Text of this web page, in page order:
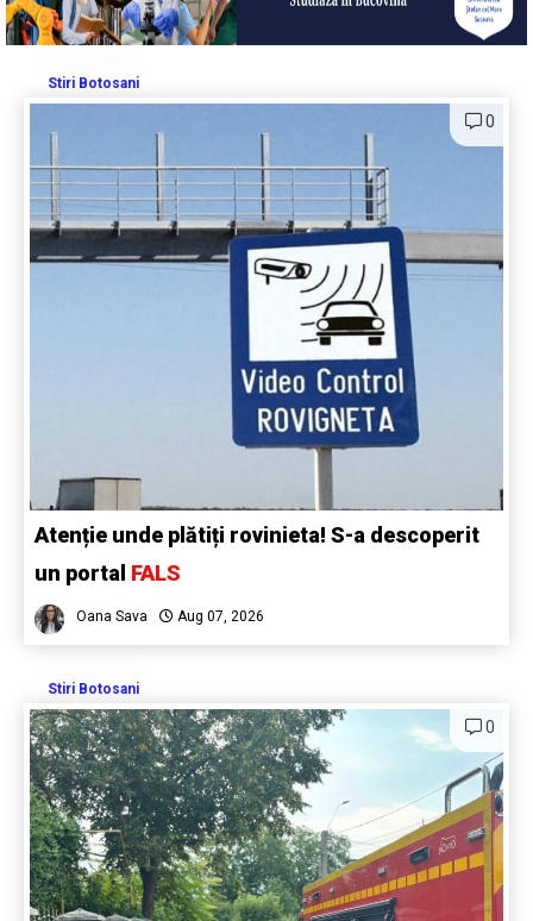
Stiri Botosani
0
Atenție unde plătiți rovinieta! S-a descoperit
un portal FALS
Oana Sava Aug 07, 2026
Stiri Botosani
0